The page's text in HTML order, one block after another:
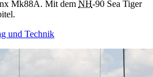
Mk88A. Mit dem NH-90 Sea Tiger
und Technik